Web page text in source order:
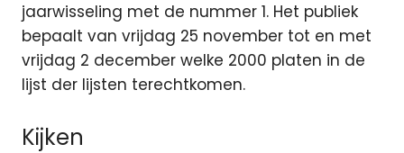
jaarwisseling met de nummer 1. Het publiek
bepaalt van vrijdag 25 november tot en met
vrijdag 2 december welke 2000 platen in de
lijst der lijsten terechtkomen.
Kijken